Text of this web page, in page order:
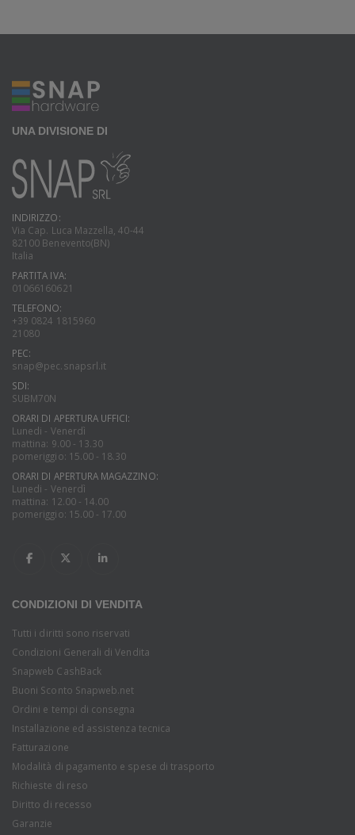
UNA DIVISIONE DI
INDIRIZZO:
Via Cap. Luca Mazzella, 40-44
82100 Benevento(BN)
Italia
PARTITA IVA:
01066160621
TELEFONO:
+39 0824 1815960
21080
PEC:
snap@pec.snapsrl.it
SDI:
SUBM70N
ORARI DI APERTURA UFFICI:
Lunedi - Venerdì
mattina: 9.00 - 13.30
pomeriggio: 15.00 - 18.30
ORARI DI APERTURA MAGAZZINO:
Lunedi - Venerdì
mattina: 12.00 - 14.00
pomeriggio: 15.00 - 17.00
CONDIZIONI DI VENDITA
Tutti i diritti sono riservati
Condizioni Generali di Vendita
Snapweb CashBack
Buoni Sconto Snapweb.net
Ordini e tempi di consegna
Installazione ed assistenza tecnica
Fatturazione
Modalità di pagamento e spese di trasporto
Richieste di reso
Diritto di recesso
Garanzie